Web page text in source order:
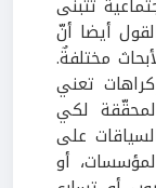
أيضا أنّ
مختلفةٌ.
تعني
لكي
على
أو